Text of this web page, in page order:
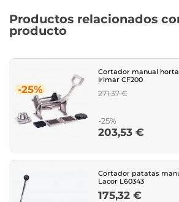
Productos relacionados
producto
-25%
Cortador manual
Irimar CF200
Regular
271,37 €
-25%
Price
203,53 €
Cortador patatas
Lacor L60343
Price
175,32 €